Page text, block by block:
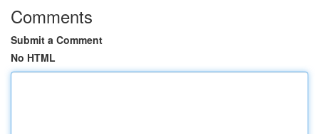
Comments
Submit a Comment
No HTML